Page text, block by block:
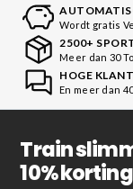
Wordt gratis
2500+
Meer dan 30
HOGE
En meer dan
Train
10%